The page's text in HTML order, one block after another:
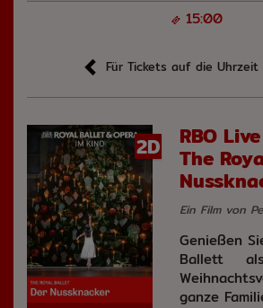
15:00
Für Tickets auf die Uhrzeit
2D RBO
The
Ein Film von
Genießen
Ballett
ganze